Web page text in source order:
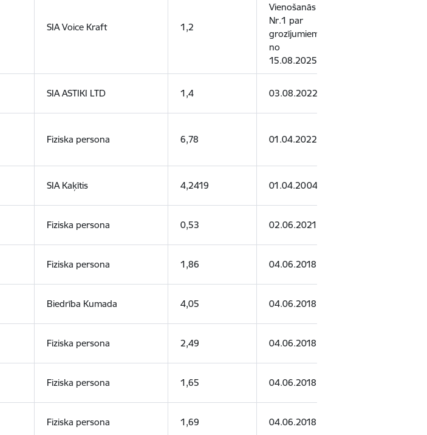
SIA Voice Kraft 1,2
Vienošanās
Nr.1 par
grozījumiem
no
15.08.2025.
SIA ASTIKI LTD 1,4 03.08.2022.
Fiziska persona 6,78 01.04.2022.
SIA Kaķītis 4,2419 01.04.2004.
Fiziska persona 0,53 02.06.2021.
Fiziska persona 1,86 04.06.2018.
Biedrība Kumada 4,05 04.06.2018.
Fiziska persona 2,49 04.06.2018.
Fiziska persona 1,65 04.06.2018.
Fiziska persona 1,69 04.06.2018.